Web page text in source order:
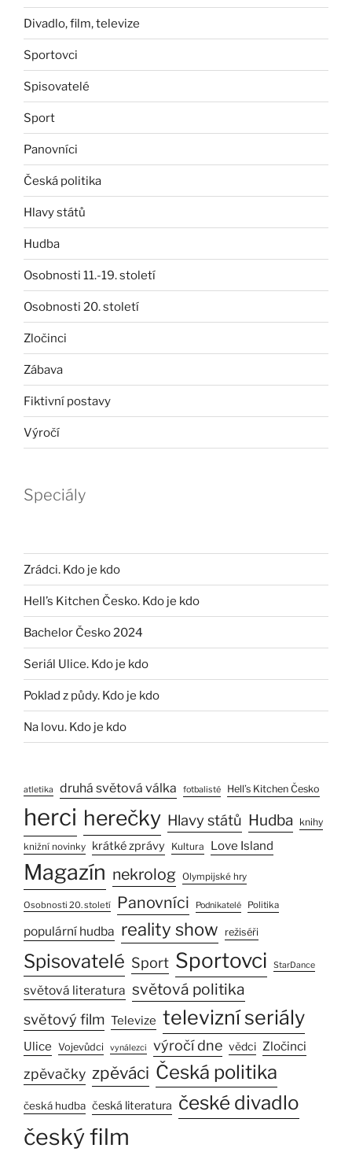
Divadlo, film, televize
Sportovci
Spisovatelé
Sport
Panovníci
Česká politika
Hlavy států
Hudba
Osobnosti 11.-19. století
Osobnosti 20. století
Zločinci
Zábava
Fiktivní postavy
Výročí
Speciály
Zrádci. Kdo je kdo
Hell’s Kitchen Česko. Kdo je kdo
Bachelor Česko 2024
Seriál Ulice. Kdo je kdo
Poklad z půdy. Kdo je kdo
Na lovu. Kdo je kdo
atletika druhá světová válka fotbalisté Hell’s Kitchen Česko
herci herečky Hlavy států Hudba knihy
knižní novinky krátké zprávy Kultura Love Island
Magazín nekrolog Olympijské hry
Osobnosti 20. století Panovníci Podnikatelé Politika
populární hudba reality show režiséři
Spisovatelé Sport Sportovci StarDance
světová literatura světová politika
světový film Televize televizní seriály
Ulice Vojevůdci vynálezci výročí dne vědci Zločinci
zpěvačky zpěváci Česká politika
česká hudba česká literatura české divadlo
český film